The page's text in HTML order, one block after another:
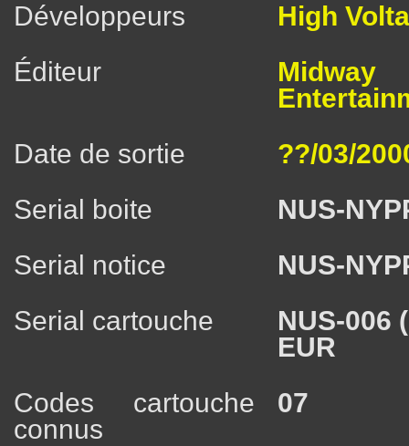
Développeurs
High
Éditeur
Date de sortie
??/03/
Serial boite
NUS-
Serial notice
NUS-
Serial cartouche
NUS-006
EUR
Codes cartouche
connus
07